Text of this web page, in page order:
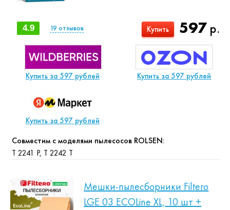
597р.
Купить
4.9 19 отзывов
Купить за 597 рублей Купить за 597 рублей
Купить за 597 рублей
Совместим с моделями пылесосов ROLSEN:
T 2241 P, T 2242 T
Мешки-пылесборники Filtero
LGE 03 ECOLine XL, 10 шт +